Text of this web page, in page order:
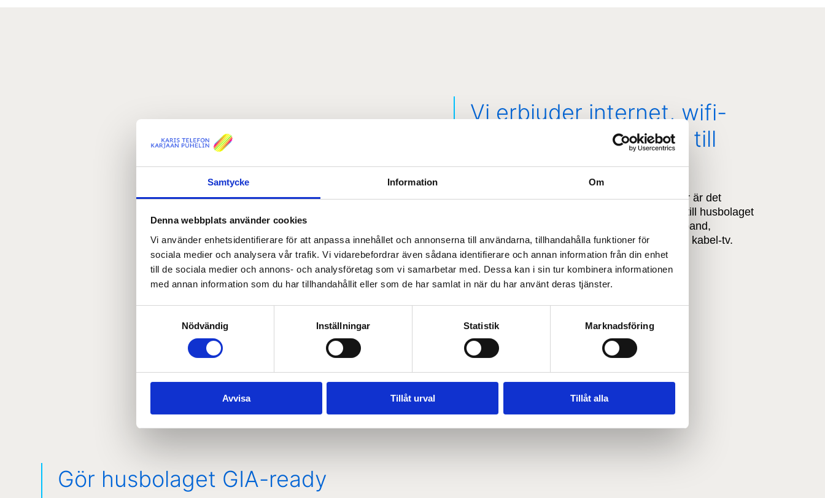
Samtycke Information Om
Denna webbplats använder cookies
Vi använder enhetsidentifierare för att anpassa innehållet och annonserna till användarna, tillhandahålla funktioner för
sociala medier och analysera vår trafik. Vi vidarebefordrar även sådana identifierare och annan information från din enhet
till de sociala medier och annons- och analysföretag som vi samarbetar med. Dessa kan i sin tur kombinera informationen
med annan information som du har tillhandahållit eller som de har samlat in när du har använt deras tjänster.
Nödvändig
Inställningar Statistik Marknadsföring
Avvisa Tillåt urval Tillåt alla
Vi erbjuder internet, wifi-
och kabel-tv-tjänster till
husbolag
Fibern ökar trivseln i bostadsbolaget! Det här är det
enklaste sättet att skaffa framtidens tjänster till husbolaget
och dess invånare. Läs mer om Bolagsbredband,
invånarnas tilläggshastigheter, wifi-tjänst och kabel-tv.
LÄS MERA
Gör husbolaget GIA-ready